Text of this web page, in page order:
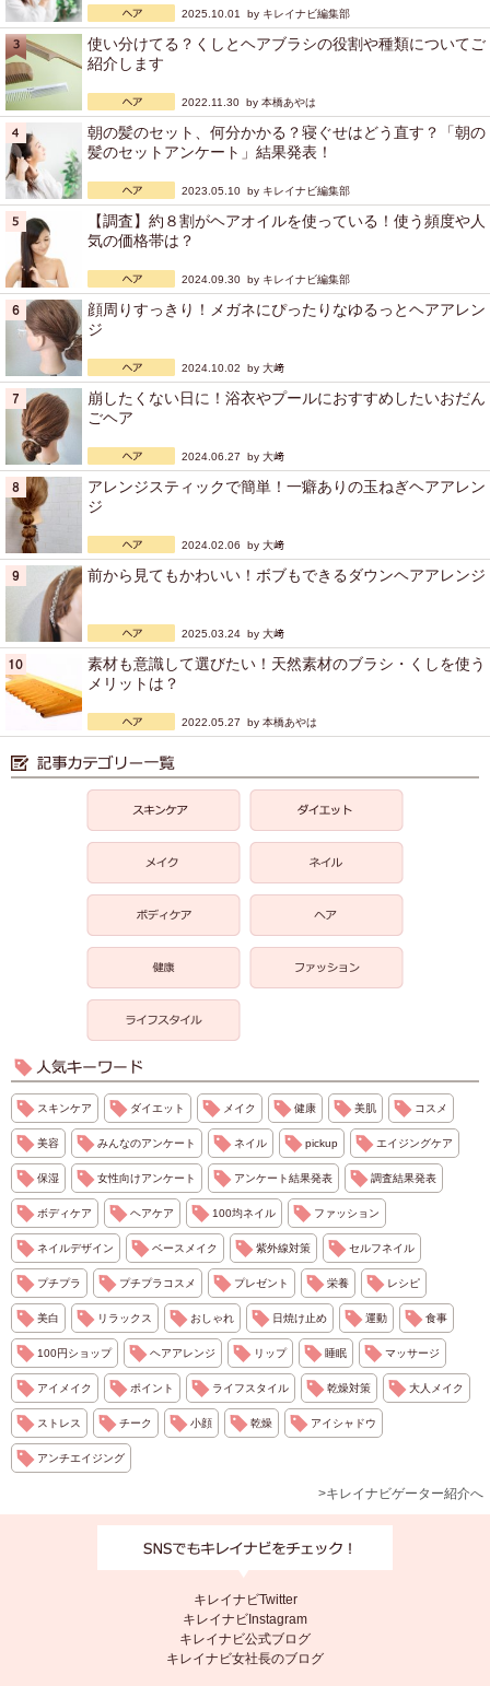
2025.10.01 by キレイナビ編集部
使い分けてる？くしとヘアブラシの役割や種類についてご
紹介します
2022.11.30 by 本橋あやは
朝の髪のセット、何分かかる？寝ぐせはどう直す？「朝の
髪のセットアンケート」結果発表！
2023.05.10 by キレイナビ編集部
【調査】約８割がヘアオイルを使っている！使う頻度や人
気の価格帯は？
2024.09.30 by キレイナビ編集部
顔周りすっきり！メガネにぴったりなゆるっとヘアアレン
ジ
2024.10.02 by 大﨑
崩したくない日に！浴衣やプールにおすすめしたいおだん
ごヘア
2024.06.27 by 大﨑
アレンジスティックで簡単！一癖ありの玉ねぎヘアアレン
ジ
2024.02.06 by 大﨑
前から見てもかわいい！ボブもできるダウンヘアアレンジ
2025.03.24 by 大﨑
素材も意識して選びたい！天然素材のブラシ・くしを使う
メリットは？
2022.05.27 by 本橋あやは
スキンケア ダイエット メイク 健康 美肌 コスメ
美容 みんなのアンケート ネイル pickup エイジングケア
保湿 女性向けアンケート アンケート結果発表 調査結果発表
ボディケア ヘアケア 100均ネイル ファッション
ネイルデザイン ベースメイク 紫外線対策 セルフネイル
プチプラ プチプラコスメ プレゼント 栄養 レシピ
美白 リラックス おしゃれ 日焼け止め 運動 食事
100円ショップ ヘアアレンジ リップ 睡眠 マッサージ
アイメイク ポイント ライフスタイル 乾燥対策 大人メイク
ストレス チーク 小顔 乾燥 アイシャドウ
アンチエイジング
>キレイナビゲーター紹介へ
キレイナビTwitter
キレイナビInstagram
キレイナビ公式ブログ
キレイナビ女社長のブログ